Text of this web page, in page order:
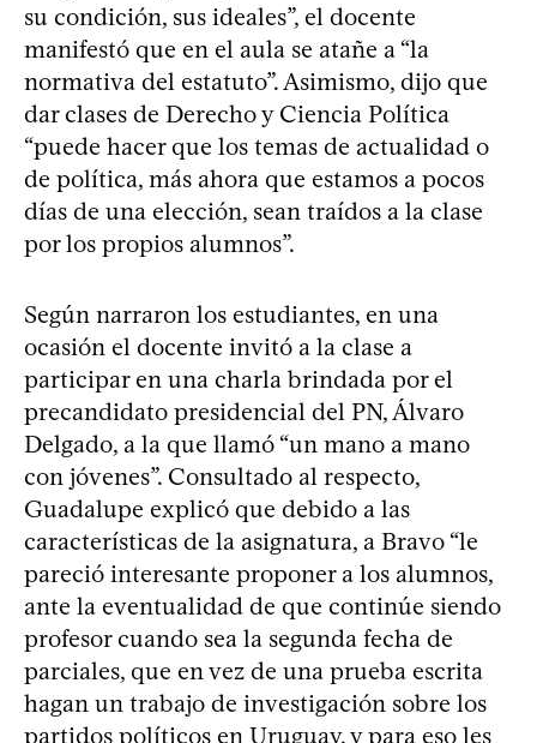
su condición, sus ideales”, el docente
manifestó que en el aula se atañe a “la
normativa del estatuto”. Asimismo, dijo que
dar clases de Derecho y Ciencia Política
“puede hacer que los temas de actualidad o
de política, más ahora que estamos a pocos
días de una elección, sean traídos a la clase
por los propios alumnos”.
Según narraron los estudiantes, en una
ocasión el docente invitó a la clase a
participar en una charla brindada por el
precandidato presidencial del PN, Álvaro
Delgado, a la que llamó “un mano a mano
con jóvenes”. Consultado al respecto,
Guadalupe explicó que debido a las
características de la asignatura, a Bravo “le
pareció interesante proponer a los alumnos,
ante la eventualidad de que continúe siendo
profesor cuando sea la segunda fecha de
parciales, que en vez de una prueba escrita
hagan un trabajo de investigación sobre los
partidos políticos en Uruguay, y para eso les